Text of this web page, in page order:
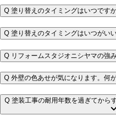
Q 塗り替えのタイミングはいつです
Q 塗り替えのタイミングはいつがい
Q リフォームスタジオニシヤマの強
Q 外壁の色あせが気になります。何
Q 塗装工事の耐用年数を過ぎてから